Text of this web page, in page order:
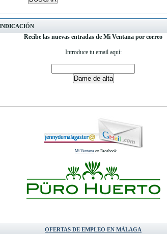
Recibe las nuevas entradas de Mi Ventana por correo
Introduce tu email aquí:
Mi Ventana on Facebook
OFERTAS DE EMPLEO EN MÁLAGA